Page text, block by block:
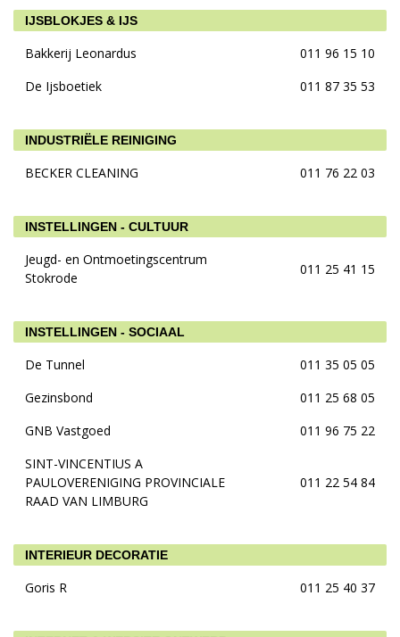
IJSBLOKJES & IJS
Bakkerij Leonardus
011 96 15 10
De Ijsboetiek
011 87 35 53
INDUSTRIËLE REINIGING
BECKER CLEANING 011 76 22 03
INSTELLINGEN - CULTUUR
Jeugd- en Ontmoetingscentrum
Stokrode
011 25 41 15
INSTELLINGEN - SOCIAAL
De Tunnel
011 35 05 05
Gezinsbond
011 25 68 05
GNB Vastgoed
011 96 75 22
SINT-VINCENTIUS A
PAULOVERENIGING PROVINCIALE
RAAD VAN LIMBURG
011 22 54 84
INTERIEUR DECORATIE
Goris R 011 25 40 37